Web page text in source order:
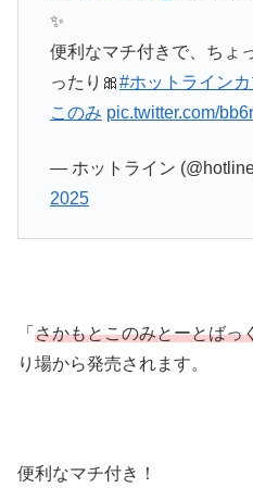
✨
便利なマチ付きで、ちょ
ったり🎀#ホットライン
このみ pic.twitter.com/
— ホットライン
2025
「 さかもとこのみとーとばっ
り場から発売されます。
便利なマチ付き！